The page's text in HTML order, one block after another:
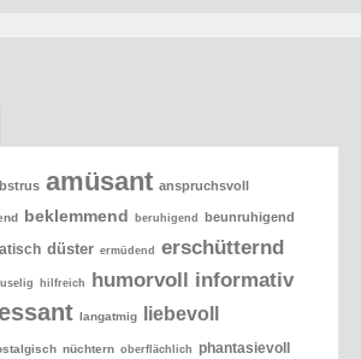
amüsant anspruchsvoll
beklemmend beruhigend beunruhigend
düster ermüdend erschütternd
hilfreich humorvoll informativ
langatmig liebevoll
nüchtern oberflächlich phantasievoll